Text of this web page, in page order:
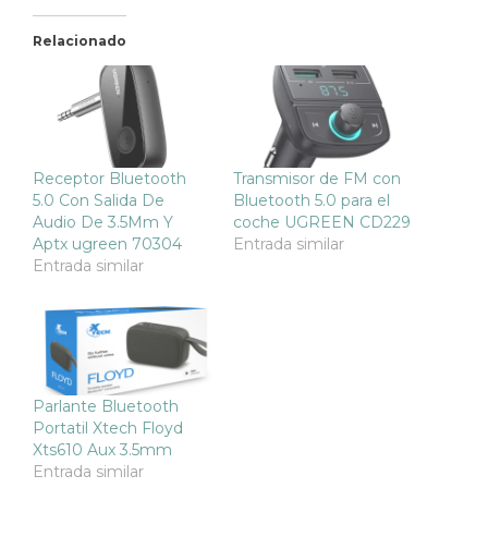
Relacionado
Receptor Bluetooth
5.0 Con Salida De
Audio De 3.5Mm Y
Aptx ugreen 70304
Entrada similar
Transmisor de FM con
Bluetooth 5.0 para el
coche UGREEN CD229
Entrada similar
Parlante Bluetooth
Portatil Xtech Floyd
Xts610 Aux 3.5mm
Entrada similar